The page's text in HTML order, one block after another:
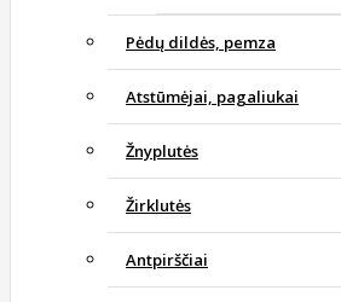
Pėdų dildės, pemza
Atstūmėjai, pagaliukai
Žnyplutės
Žirklutės
Antpirščiai